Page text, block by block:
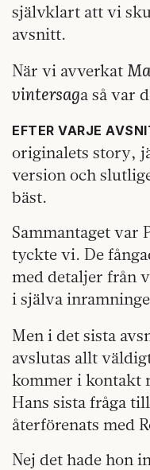
självklart att vi
avsnitt.
När vi avverkat
vintersaga så var
EFTER VARJE
originalets story,
version och
bäst.
Sammantaget var
tyckte vi. De
med detaljer från
i själva
Men i det sista
avslutas allt
kommer i kontakt
Hans sista fråga
återförenats med
Nej det hade hon